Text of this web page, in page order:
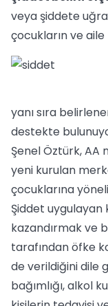
veya şiddete
çocukların ve
yanı sıra
destekte
Şenel Öztürk, AA
yeni kurulan
çocuklarına
Şiddet uygulayan
kazandırmak ve
tarafından öfke
de verildiğini dile
bağımlığı, alkol